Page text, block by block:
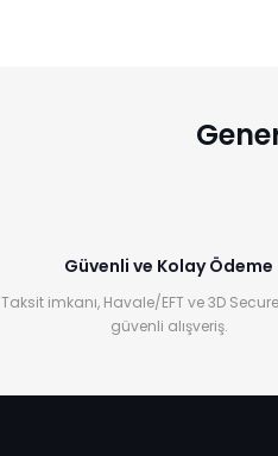
Güvenli ve Kolay Ödeme
Taksit imkanı, Havale/EFT ve 3D
güvenli alışveriş.